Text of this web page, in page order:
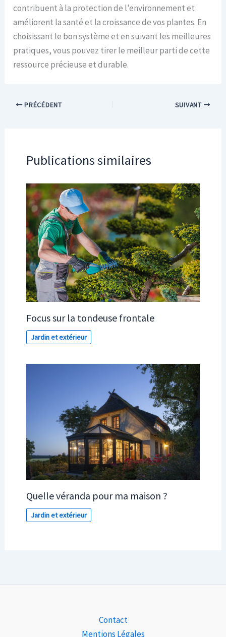
contribuent à la protection de l’environnement et
améliorent la santé et la croissance de vos plantes. En
choisissant le bon système et en suivant les meilleures
pratiques, vous pouvez tirer le meilleur parti de cette
ressource précieuse et durable.
PRÉCÉDENT SUIVANT
Publications similaires
Focus sur la tondeuse frontale
Jardin et extérieur
Quelle véranda pour ma maison ?
Jardin et extérieur
Contact
Mentions Légales